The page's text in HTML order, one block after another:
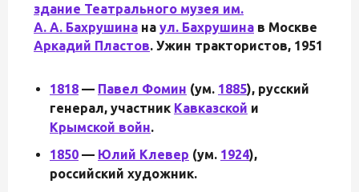
здание Театрального музея им.
А. А. Бахрушина на ул. Бахрушина в Москве
Аркадий Пластов. Ужин трактористов, 1951
1818 — Павел Фомин (ум. 1885), русский
генерал, участник Кавказской и
Крымской войн.
1850 — Юлий Клевер (ум. 1924),
российский художник.